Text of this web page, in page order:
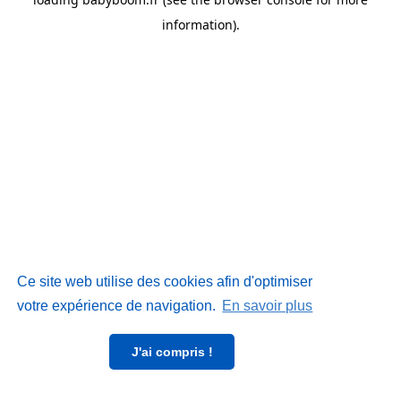
Ce site web utilise des cookies afin d'optimiser
votre expérience de navigation. En savoir plus
J'ai compris !
information).